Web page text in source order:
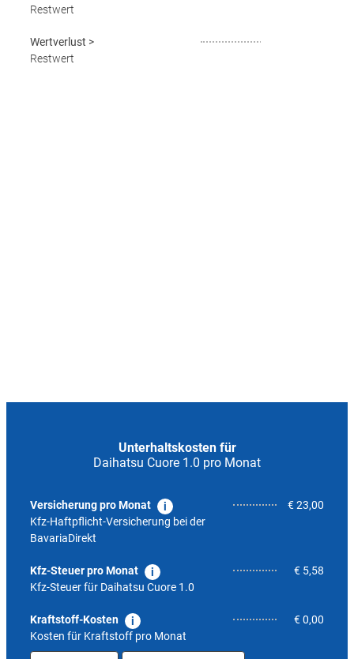
Restwert
Wertverlust >
Restwert
Unterhaltskosten für
Daihatsu Cuore 1.0 pro Monat
Versicherung pro Monat
Kfz-Haftpflicht-Versicherung bei der
BavariaDirekt
€ 23,00
Kfz-Steuer pro Monat
Kfz-Steuer für Daihatsu Cuore 1.0
€ 5,58
Kraftstoff-Kosten
Kosten für Kraftstoff pro Monat
€ 0,00